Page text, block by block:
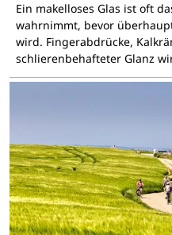
Ein makelloses Glas ist oft
wahrnimmt, bevor
wird. Fingerabdrücke,
schlierenbehafteter Glanz